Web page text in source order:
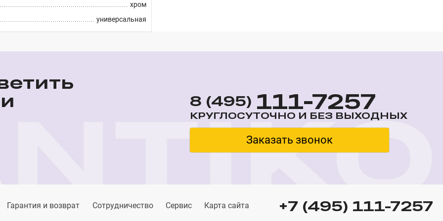
хром
универсальная
8 (495) 111-7257
КРУГЛОСУТОЧНО И БЕЗ ВЫХОДНЫХ
Заказать звонок
Гарантия и возврат Сотрудничество Сервис Карта сайта +7 (495) 111-7257